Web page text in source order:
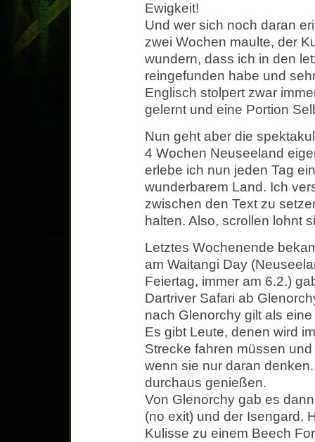
Ewigkeit!
Und wer sich noch daran
zwei Wochen maulte, der
wundern, dass ich in den
reingefunden habe und
Englisch stolpert zwar
gelernt und eine Portion
Nun geht aber die
4 Wochen Neuseeland
erlebe ich nun jeden Tag
wunderbarem Land. Ich
zwischen den Text zu
halten. Also, scrollen lohnt
Letztes Wochenende
am Waitangi Day
Feiertag, immer am 6.2.)
Dartriver Safari ab
nach Glenorchy gilt als
Es gibt Leute, denen wird
Strecke fahren müssen
wenn sie nur daran
durchaus genießen.
Von Glenorchy gab es
(no exit) und der Isengard,
Kulisse zu einem Beech